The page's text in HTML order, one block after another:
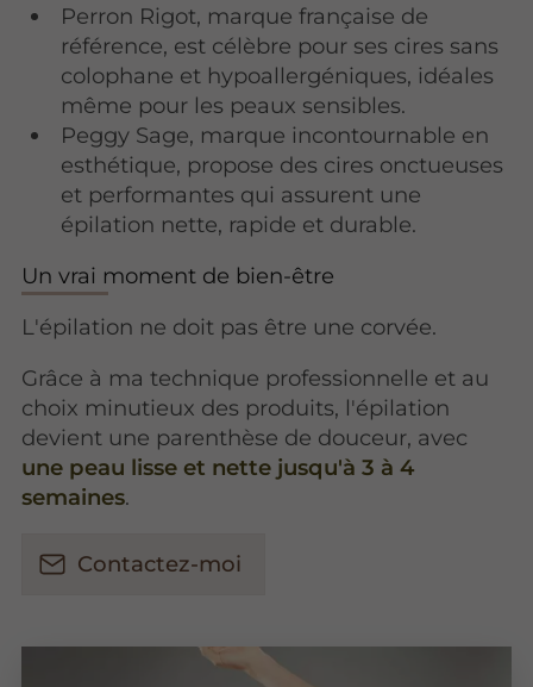
Perron Rigot, marque française de
référence, est célèbre pour ses cires sans
colophane et hypoallergéniques, idéales
même pour les peaux sensibles.
Peggy Sage, marque incontournable en
esthétique, propose des cires onctueuses
et performantes qui assurent une
épilation nette, rapide et durable.
Un vrai moment de bien-être
L'épilation ne doit pas être une corvée.
Grâce à ma technique professionnelle et au
choix minutieux des produits, l'épilation
devient une parenthèse de douceur, avec
une peau lisse et nette jusqu'à 3 à 4
semaines.
Contactez-moi